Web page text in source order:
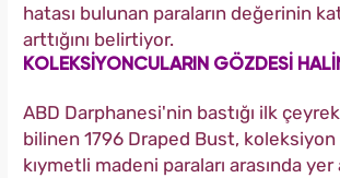
hatası bulunan paraların değerinin
arttığını belirtiyor.
KOLEKSİYONCULARIN GÖZDESİ
ABD Darphanesi'nin bastığı ilk
bilinen 1796 Draped Bust, koleksiyon
kıymetli madeni paraları arasında yer